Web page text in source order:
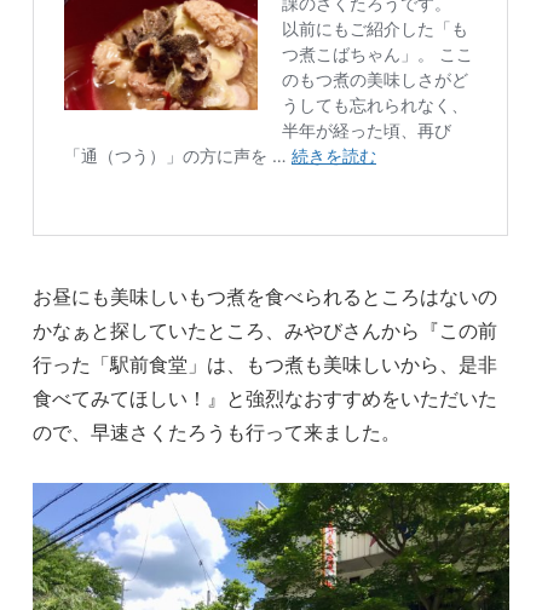
お昼にも美味しいもつ煮を食べられるところはないの
かなぁと探していたところ、みやびさんから『この前
行った「駅前食堂」は、もつ煮も美味しいから、是非
食べてみてほしい！』と強烈なおすすめをいただいた
ので、早速さくたろうも行って来ました。